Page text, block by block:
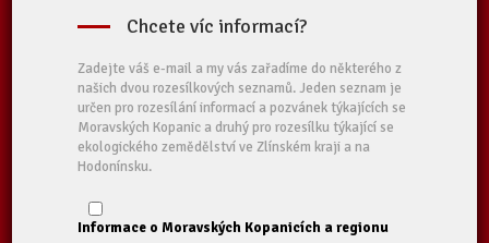
Chcete víc informací?
Zadejte váš e-mail a my vás zařadíme do některého z
našich dvou rozesílkových seznamů. Jeden seznam je
určen pro rozesílání informací a pozvánek týkajících se
Moravských Kopanic a druhý pro rozesílku týkající se
ekologického zemědělství ve Zlínském kraji a na
Hodonínsku.
Informace o Moravských Kopanicích a regionu